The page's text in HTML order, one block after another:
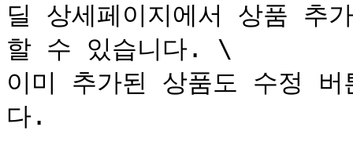
딜 상세페이지에서 상품 추
할 수 있습니다. \
이미 추가된 상품도 수정
다.